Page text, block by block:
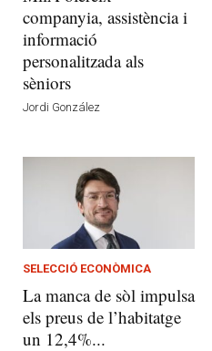
companyia, assistència i
informació
personalitzada als
sèniors
Jordi González
SELECCIÓ ECONÒMICA
La manca de sòl impulsa
els preus de l’habitatge
un 12,4%...